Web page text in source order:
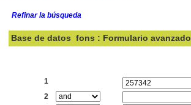
Refinar la búsqueda
Base de datos fons : Formulario avanzado
1
2